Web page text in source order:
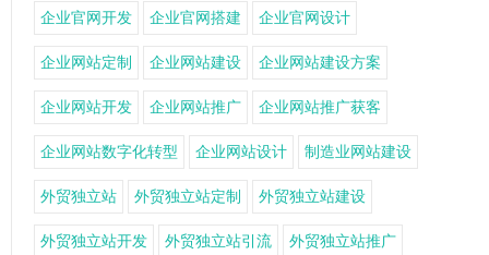
企业官网开发 企业官网搭建 企业官网设计
企业网站定制 企业网站建设 企业网站建设方案
企业网站开发 企业网站推广 企业网站推广获客
企业网站数字化转型 企业网站设计 制造业网站建设
外贸独立站 外贸独立站定制 外贸独立站建设
外贸独立站开发 外贸独立站引流 外贸独立站推广